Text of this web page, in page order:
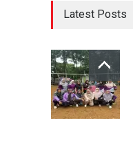
Latest Posts